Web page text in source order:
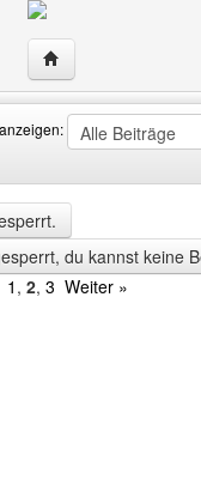
Website dieses
du kannst keine
1 , 2, 3 Weiter »